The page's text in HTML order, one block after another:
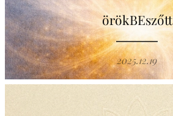
örökBEszőtt
2025.12.19